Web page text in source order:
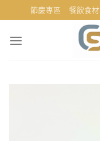
to
content
節慶專區 餐飲食材